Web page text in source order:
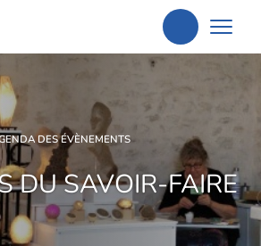
Aller
recherche
DES ÉVÈNEMENTS
DU SAVOIR-FAIRE